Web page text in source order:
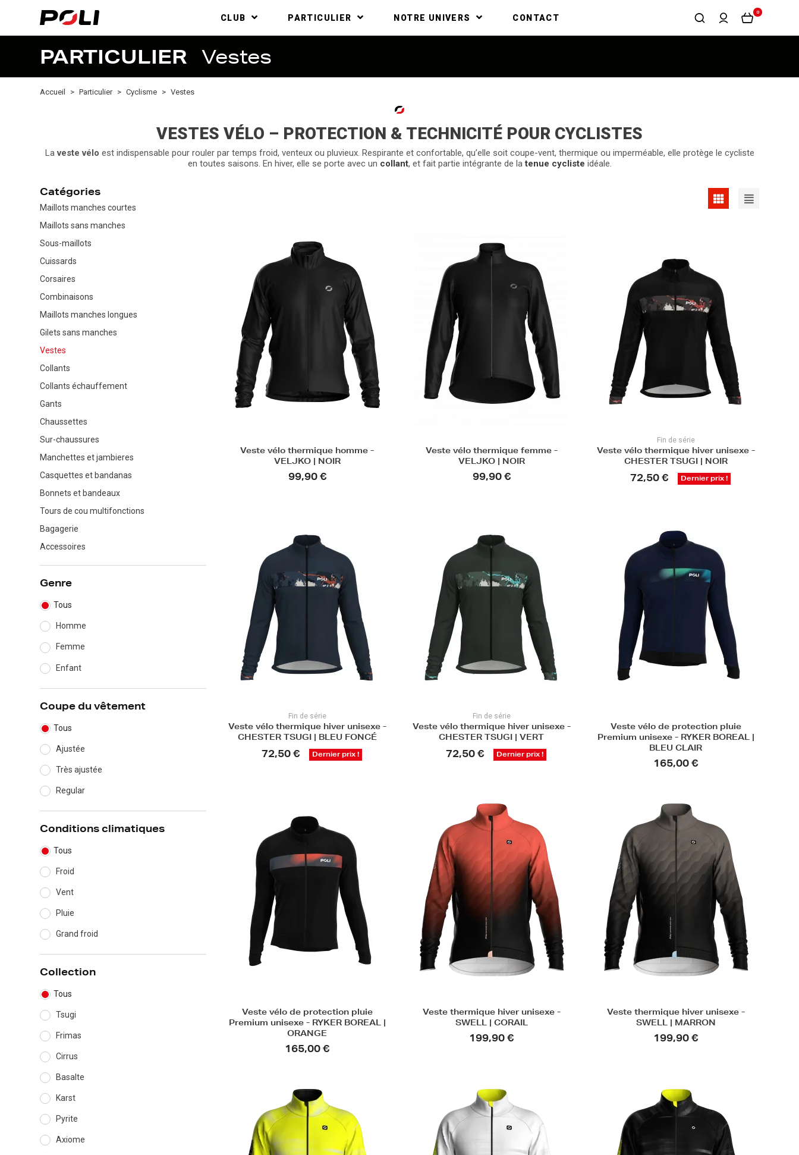
CLUB PARTICULIER NOTRE UNIVERS CONTACT
0
PARTICULIER Vestes
Accueil Particulier Cyclisme Vestes
VESTES VÉLO – PROTECTION & TECHNICITÉ POUR CYCLISTES
Laveste vélo est indispensable pour rouler par temps froid, venteux ou pluvieux. Respirante et confortable, qu’elle soit coupe-vent, thermique ou imperméable, elle protège le cycliste
en toutes saisons. En hiver, elle se porte avec un collant, et fait partie intégrante de latenue cycliste idéale.
Catégories
Maillots manches courtes
Maillots sans manches
Sous-maillots
Cuissards
Corsaires
Combinaisons
Maillots manches longues
Gilets sans manches
Vestes
Collants
Collants échauffement
Gants
Chaussettes
Sur-chaussures
Manchettes et jambieres
Casquettes et bandanas
Bonnets et bandeaux
Tours de cou multifonctions
Bagagerie
Accessoires
Genre
Tous
Homme
Femme
Enfant
Coupe du vêtement
Tous
Ajustée
Très ajustée
Regular
Conditions climatiques
Tous
Froid
Vent
Pluie
Grand froid
Collection
Tous
Tsugi
Frimas
Cirrus
Basalte
Karst
Pyrite
Axiome
Veste vélo thermique homme -
VELJKO | NOIR
99,90 €
Veste vélo thermique femme -
VELJKO | NOIR
99,90 €
Fin de série
Veste vélo thermique hiver unisexe -
CHESTER TSUGI | NOIR
72,50 € Dernier prix !
Fin de série
Veste vélo thermique hiver unisexe -
CHESTER TSUGI | BLEU FONCÉ
72,50 € Dernier prix !
Fin de série
Veste vélo thermique hiver unisexe -
CHESTER TSUGI | VERT
72,50 € Dernier prix !
Veste vélo de protection pluie
Premium unisexe - RYKER BOREAL |
BLEU CLAIR
165,00 €
Veste vélo de protection pluie
Premium unisexe - RYKER BOREAL |
ORANGE
165,00 €
Veste thermique hiver unisexe -
SWELL | CORAIL
199,90 €
Veste thermique hiver unisexe -
SWELL | MARRON
199,90 €